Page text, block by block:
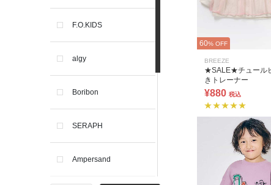
F.O.KIDS
algy
Boribon
SERAPH
Ampersand
60% OFF
BREEZE
★SALE★チュール
きトレーナー
¥880 税込